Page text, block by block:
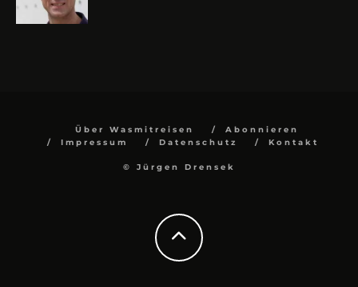
Über Wasmitreisen
Abonnieren
Impressum
Datenschutz Kontakt
© Jürgen Drensek